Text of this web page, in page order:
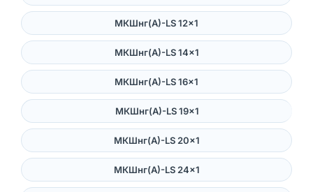
МКШнг(А)-LS 12×1
МКШнг(А)-LS 14×1
МКШнг(А)-LS 16×1
МКШнг(А)-LS 19×1
МКШнг(А)-LS 20×1
МКШнг(А)-LS 24×1